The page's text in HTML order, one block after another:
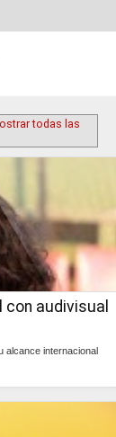
todas las
audivisual
alcance internacional